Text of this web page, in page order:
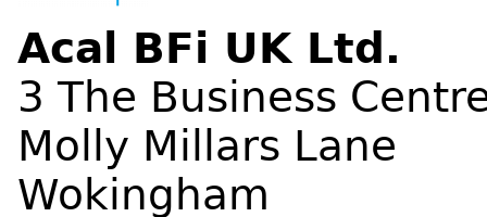
Acal BFi UK Ltd.
3 The Business
Molly Millars Lane
Wokingham